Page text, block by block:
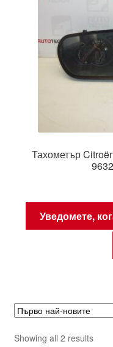
Тахометър
Уведомете,
Showing all 2 resultsSorted